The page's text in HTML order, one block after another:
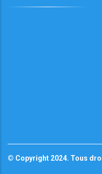
© Copyright 2024. Tous